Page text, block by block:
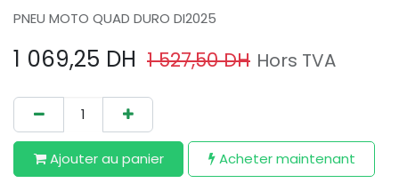
PNEU MOTO QUAD DURO DI2025
1 069,25 DH 1 527,50DH Hors TVA
Ajouter au​ panier Acheter maintenant